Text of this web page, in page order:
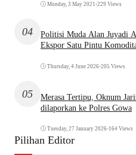
Monday, 3 May 2021 •229 Views
04
Politisi Muda Alan Juyadi
Ekspor Satu Pintu
Thursday, 4 June 2026•205 Views
05
Merasa Tertipu, Oknum
dilaporkan ke Polres Gowa
Tuesday, 27 January 2026•164 Views
Pilihan Editor